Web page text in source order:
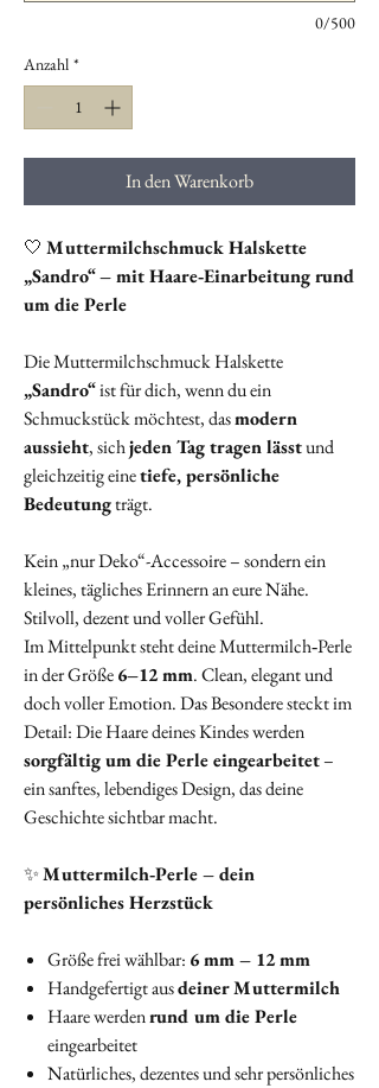
0/500
Anzahl *
In den Warenkorb
🤍 Muttermilchschmuck Halskette
„Sandro“ – mit Haare‑Einarbeitung rund
um die Perle
Die Muttermilchschmuck Halskette
„Sandro“ist für dich, wenn du ein
Schmuckstück möchtest, dasmodern
aussieht, sichjeden Tag tragen lässtund
gleichzeitig einetiefe, persönliche
Bedeutungträgt.
Kein „nur Deko“-Accessoire – sondern ein
kleines, tägliches Erinnern an eure Nähe.
Stilvoll, dezent und voller Gefühl.
Im Mittelpunkt steht deine Muttermilch‑Perle
in der Größe6–12 mm. Clean, elegant und
doch voller Emotion. Das Besondere steckt im
Detail: Die Haare deines Kindes werden
sorgfältig um die Perle eingearbeitet–
ein sanftes, lebendiges Design, das deine
Geschichte sichtbar macht.
✨Muttermilch‑Perle – dein
persönliches Herzstück
Größe frei wählbar: 6 mm – 12 mm
Handgefertigt ausdeiner Muttermilch
Haare werdenrund um die Perle
eingearbeitet
Natürliches, dezentes und sehr persönliches